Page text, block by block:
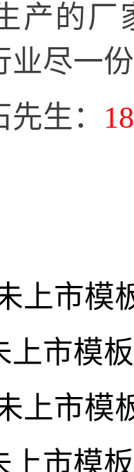
产的厂
业尽一
生：
上市模
上市模